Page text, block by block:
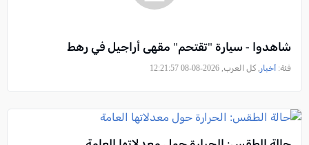
شاهدوا - سيارة "تقتحم" مقهى أراجيل في رهط
فئة: أخبار , كل العرب, 2026-08-08 12:21:57